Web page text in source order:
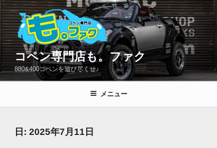
コ
ン
テ
ン
ツ
へ
ス
プ
コペン専門店も。ファク
880&400コペンを遊び尽くせ♪
メニュー
日: 2025年7月11日